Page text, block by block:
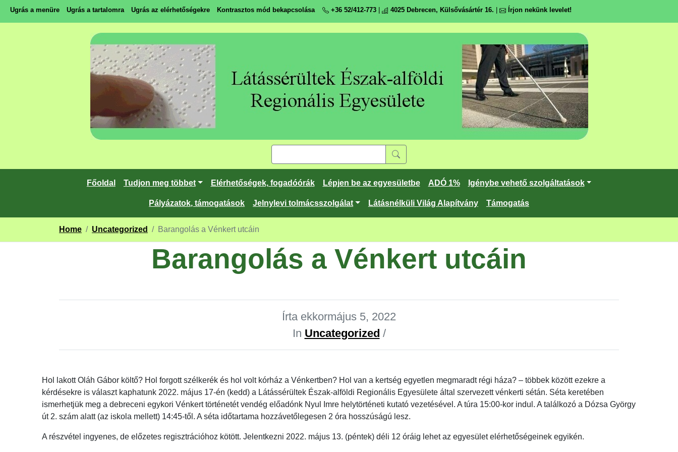
Ugrás a menüre Ugrás a tartalomra Ugrás az elérhetőségekre Kontrasztos mód bekapcsolása +36 52/412-773 4025 Debrecen, Külsővásártér 16. Írjon nekünk levelet!
Főoldal Tudjon meg többet Elérhetőségek, fogadóórák Lépjen be az egyesületbe ADÓ 1% Igénybe vehető szolgáltatások
Pályázatok, támogatások Jelnylevi tolmácsszolgálat Látásnélküli Világ Alapítvány Támogatás
Home / Uncategorized / Barangolás a Vénkert utcáin
Barangolás a Vénkert utcáin
Írta ekkormájus 5, 2022
In Uncategorized /
Hol lakott Oláh Gábor költő? Hol forgott szélkerék és hol volt kórház a Vénkertben? Hol van a kertség egyetlen megmaradt régi háza? – többek között ezekre a
kérdésekre is választ kaphatunk 2022. május 17-én (kedd) a Látássérültek Észak-alföldi Regionális Egyesülete által szervezett vénkerti sétán. Séta keretében
ismerhetjük meg a debreceni egykori Vénkert történetét vendég előadónk Nyul Imre helytörténeti kutató vezetésével. A túra 15:00-kor indul. A találkozó a Dózsa György
út 2. szám alatt (az iskola mellett) 14:45-től. A séta időtartama hozzávetőlegesen 2 óra hosszúságú lesz.
A részvétel ingyenes, de előzetes regisztrációhoz kötött. Jelentkezni 2022. május 13. (péntek) déli 12 óráig lehet az egyesület elérhetőségeinek egyikén.